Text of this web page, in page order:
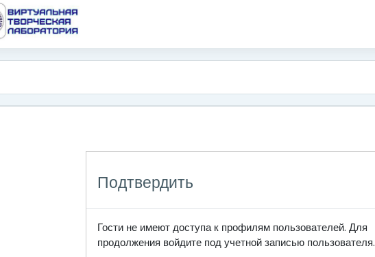
Подтвердить
Гости не имеют доступа к профилям пользователей. Для
продолжения войдите под учетной записью пользователя.